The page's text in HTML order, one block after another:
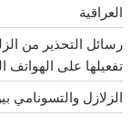
العراقية
رسائل التحذير من
تفعيلها على الهواتف
الزلازل والتسونامي